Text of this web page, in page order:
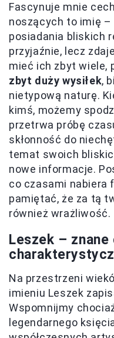
Fascynuje mnie
noszących to imię –
posiadania bliskich
przyjaźnie, lecz
mieć ich zbyt wiele,
zbyt duży wysiłek,
nietypową naturę.
kimś, możemy
przetrwa próbę
skłonność do
temat swoich
nowe informacje.
co czasami nabiera
pamiętać, że za tą
również wrażliwość.
Leszek –
Na przestrzeni
imieniu Leszek
Wspomnijmy
legendarnego